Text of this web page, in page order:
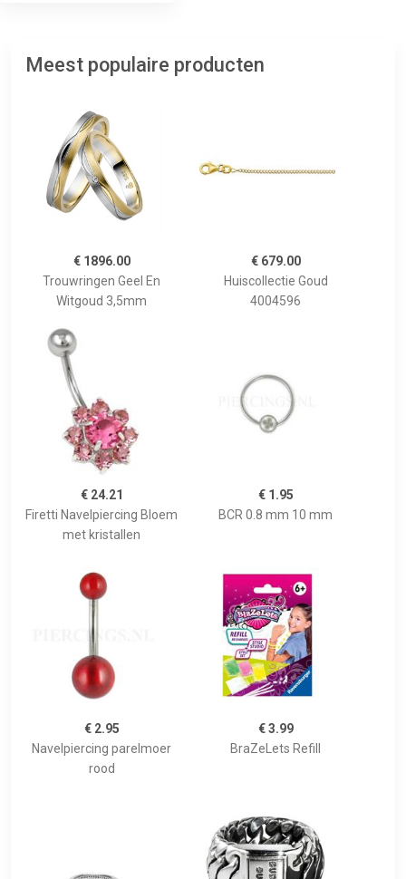
Meest populaire producten
€ 1896.00
Trouwringen Geel En
Witgoud 3,5mm
€ 679.00
Huiscollectie Goud
4004596
€ 24.21
Firetti Navelpiercing Bloem
met kristallen
€ 1.95
BCR 0.8 mm 10 mm
€ 2.95
Navelpiercing parelmoer
rood
€ 3.99
BraZeLets Refill